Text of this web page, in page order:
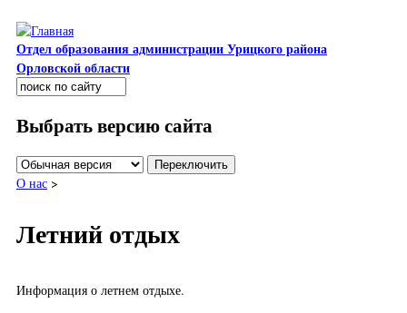
Перейти к основному содержанию
Отдел образования администрации Урицкого района
Орловской области
Поиск
Выбрать версию сайта
О нас >
Летний отдых
Информация о летнем отдыхе.